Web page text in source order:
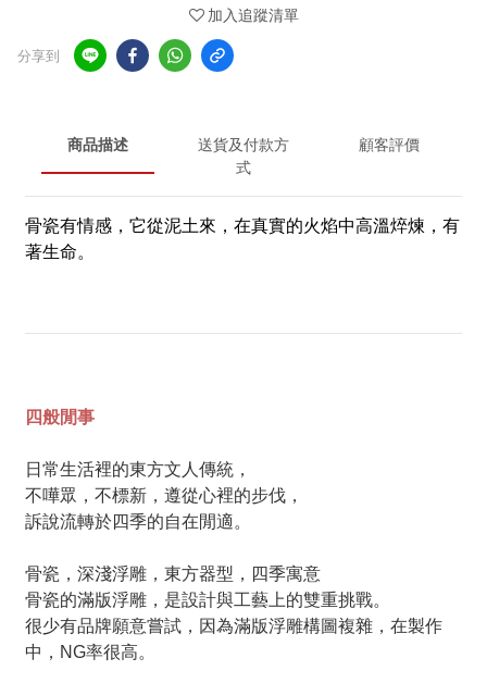
加入追蹤清單
分享到
商品描述
送貨及付款方
式
顧客評價
骨瓷有情感，它從泥土來，在真實的火焰中高溫焠煉，有
著生命。
四般閒事
日常生活裡的東方文人傳統，
不嘩眾，不標新，遵從心裡的步伐，
訴說流轉於四季的自在閒適。
骨瓷，深淺浮雕，東方器型，四季寓意
骨瓷的滿版浮雕，是設計與工藝上的雙重挑戰。
很少有品牌願意嘗試，因為滿版浮雕構圖複雜，在製作
中，NG率很高。